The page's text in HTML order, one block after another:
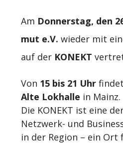
Am Donnerstag, den
mut e.V. wieder mit
auf der KONEKT
Von 15 bis 21 Uhr
Alte Lokhalle in Mainz.
Die KONEKT ist eine
Netzwerk- und
in der Region – ein Ort